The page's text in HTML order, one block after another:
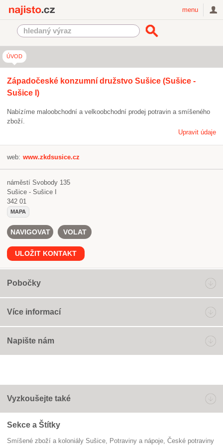
menu
ÚVOD
Západočeské konzumní družstvo Sušice (Sušice -
Sušice I)
Nabízíme maloobchodní a velkoobchodní prodej potravin a smíšeného
zboží.
Upravit údaje
web: www.zkdsusice.cz
náměstí Svobody 135
Sušice - Sušice I
342 01
MAPA
NAVIGOVAT VOLAT
ULOŽIT KONTAKT
Pobočky
Více informací
Napište nám
Vyzkoušejte také
Sekce a Štítky
Smíšené zboží a koloniály Sušice Potraviny a nápoje české potraviny